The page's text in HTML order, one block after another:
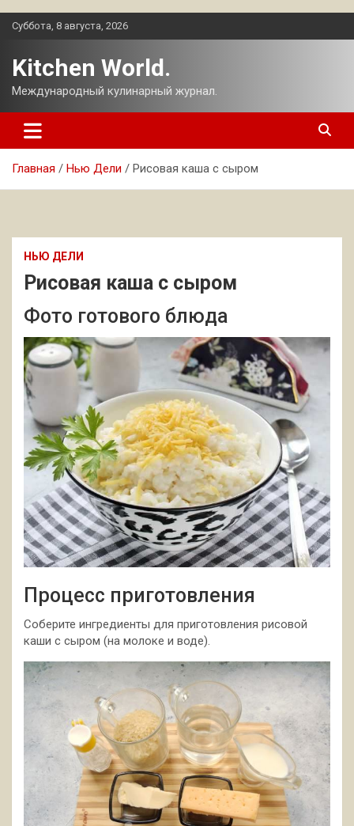
Перейти
Суббота, 8 августа, 2026
Kitchen World.
Международный кулинарный журнал.
Главная Нью Дели Рисовая каша с сыром
НЬЮ ДЕЛИ
Рисовая каша с сыром
Фото готового блюда
Процесс приготовления
Соберите ингредиенты для приготовления рисовой
каши с сыром (на молоке и воде).